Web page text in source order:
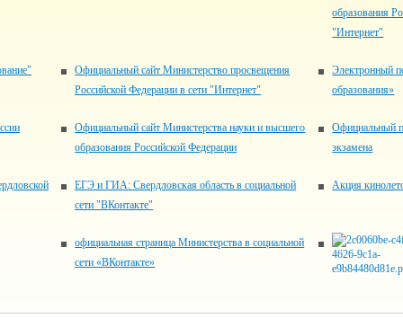
образования
"Интернет"
Официальный сайт Министерство просвещения
Российской Федерации в сети "Интернет"
Электронный
образования»
Официальный сайт Министерства науки и высшего
образования Российской Федерации
Официальный
экзамена
ЕГЭ и ГИА: Свердловская область в социальной
сети "ВКонтакте"
Акция
официальная страница Министерства в социальной
сети «ВКонтакте»